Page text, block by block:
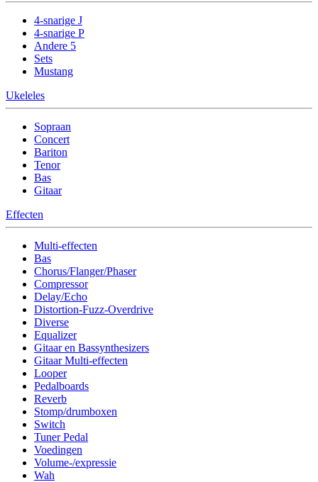
4-snarige J
4-snarige P
Andere 5
Sets
Mustang
Ukeleles
Sopraan
Concert
Bariton
Tenor
Bas
Gitaar
Effecten
Multi-effecten
Bas
Chorus/Flanger/Phaser
Compressor
Delay/Echo
Distortion-Fuzz-Overdrive
Diverse
Equalizer
Gitaar en Bassynthesizers
Gitaar Multi-effecten
Looper
Pedalboards
Reverb
Stomp/drumboxen
Switch
Tuner Pedal
Voedingen
Volume-/expressie
Wah